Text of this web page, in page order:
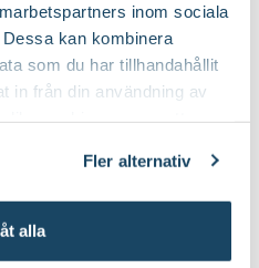
inom sociala
kan kombinera
som du har tillhandahållit
in från din användning av
Fler alternativ
alla
produktsida
Rosenskära 'Picotee'
Florea
49 90
Välj butik
till Rosenskära